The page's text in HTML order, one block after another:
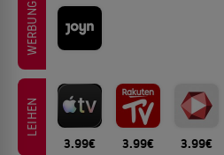
WERBUNG
LEIHEN
3.99€ 3.99€ 3.99€